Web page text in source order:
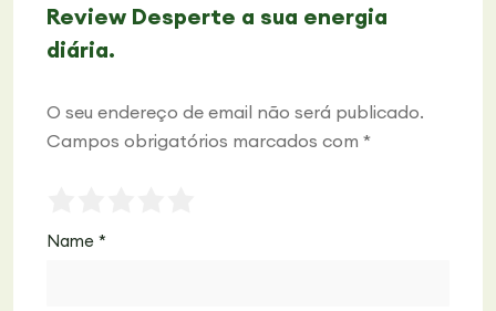
Review Desperte a sua energia
diária.
O seu endereço de email não será publicado.
Campos obrigatórios marcados com *
Name *